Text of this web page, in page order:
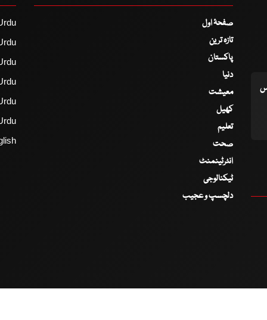
صفحۂ اول
تازہ ترین
پاکستان
دنیا
معیشت
کھیل
تعلیم
صحت
انٹرٹینمنٹ
ٹیکنالوجی
دلچسپ و عجیب